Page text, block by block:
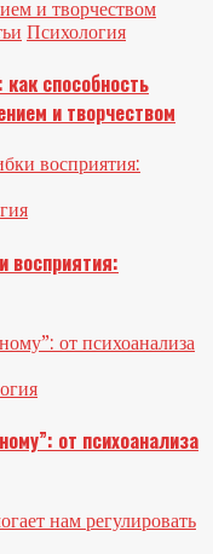
Психология
способность
и творчеством
восприятия:
от психоанализа